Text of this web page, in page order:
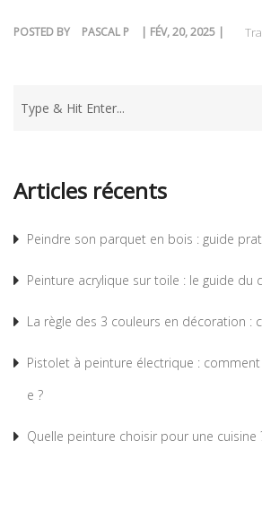
POSTED BY PASCAL P | FÉV, 20, 2025 |
Articles récents
Peindre son parquet en bois : guide
Peinture acrylique sur toile : le guide du
La règle des 3 couleurs en décoration :
Pistolet à peinture électrique :
e ?
Quelle peinture choisir pour une cuisine